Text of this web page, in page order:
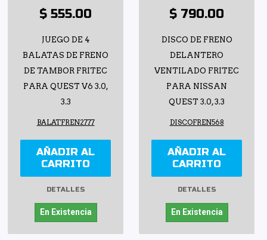
$ 555.00
JUEGO DE 4
BALATAS DE FRENO
DE TAMBOR FRITEC
PARA QUEST V6 3.0,
3.3
BALATFREN2777
AÑADIR AL
CARRITO
DETALLES
En Existencia
$ 790.00
DISCO DE FRENO
DELANTERO
VENTILADO FRITEC
PARA NISSAN
QUEST 3.0, 3.3
DISCOFREN568
AÑADIR AL
CARRITO
DETALLES
En Existencia